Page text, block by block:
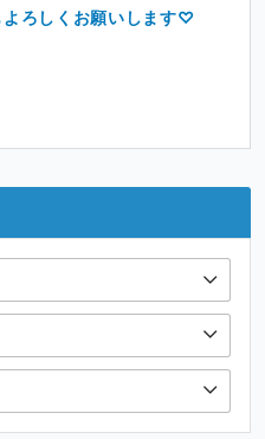
ろしくお願いします♡